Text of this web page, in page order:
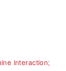
interaction;